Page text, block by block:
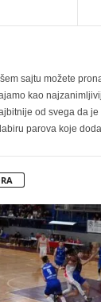
sajtu možete
kao
od svega da
parova koje